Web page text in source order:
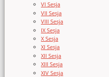
VI Sesja
VII Sesja
VIII Sesja
IX Sesja
X Sesja
XI Sesja
XII Sesja
XIII Sesja
XIV Sesja